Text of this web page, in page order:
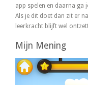
app spelen en daarna ga
Als je dit doet dan zit er
leerkracht blijft wel
Mijn Mening